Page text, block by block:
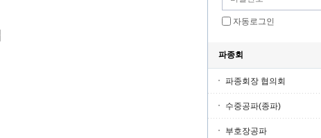
자동로그인
파종회
파종회장 협의회
수중공파(종파)
부호장공파